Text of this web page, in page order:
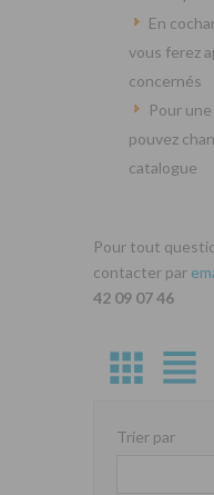
En
vous ferez
concernés
Pour
pouvez
catalogue
Pour tout
contacter par
42 09 07 46
Trier par